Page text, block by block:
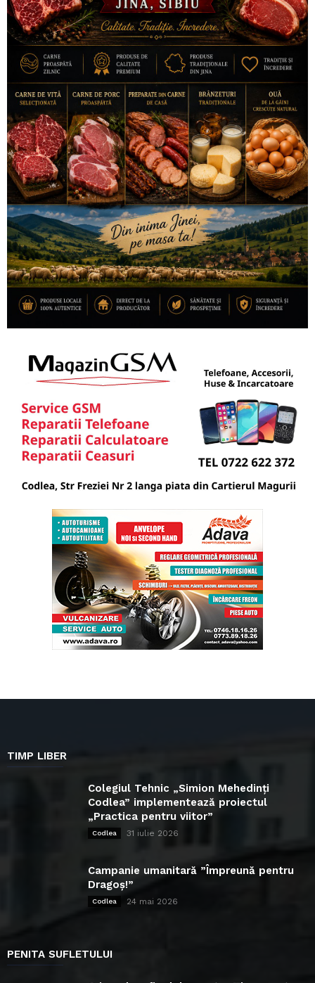
TIMP LIBER
Colegiul Tehnic „Simion Mehedinți
Codlea” implementează proiectul
„Practica pentru viitor”
Codlea 31 iulie 2026
Campanie umanitară ”Împreună pentru
Dragoș!”
Codlea 24 mai 2026
PENITA SUFLETULUI